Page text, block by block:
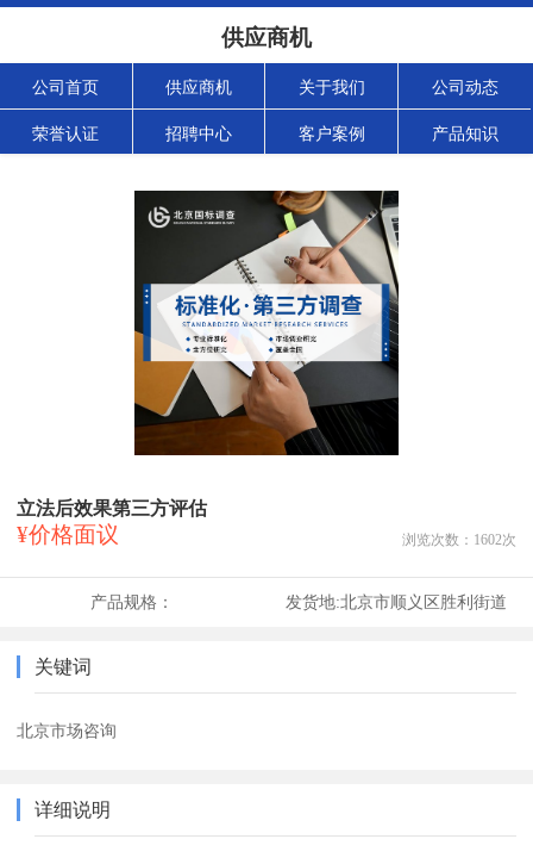
供应商机
公司首页 供应商机 关于我们 公司动态
荣誉认证 招聘中心 客户案例 产品知识
立法后效果第三方评估
¥价格面议 浏览次数： 1602次
产品规格： 发货地:北京市顺义区胜利街道
关键词
北京市场咨询
详细说明